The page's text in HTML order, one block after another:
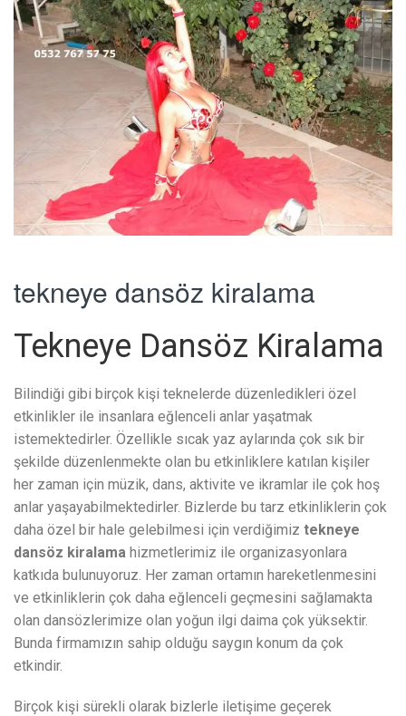
tekneye dansöz kiralama
Tekneye Dansöz Kiralama
Bilindiği gibi birçok kişi teknelerde düzenledikleri özel
etkinlikler ile insanlara eğlenceli anlar yaşatmak
istemektedirler. Özellikle sıcak yaz aylarında çok sık bir
şekilde düzenlenmekte olan bu etkinliklere katılan kişiler
her zaman için müzik, dans, aktivite ve ikramlar ile çok hoş
anlar yaşayabilmektedirler. Bizlerde bu tarz etkinliklerin çok
daha özel bir hale gelebilmesi için verdiğimiz tekneye
dansöz kiralama hizmetlerimiz ile organizasyonlara
katkıda bulunuyoruz. Her zaman ortamın hareketlenmesini
ve etkinliklerin çok daha eğlenceli geçmesini sağlamakta
olan dansözlerimize olan yoğun ilgi daima çok yüksektir.
Bunda firmamızın sahip olduğu saygın konum da çok
etkindir.
Birçok kişi sürekli olarak bizlerle iletişime geçerek